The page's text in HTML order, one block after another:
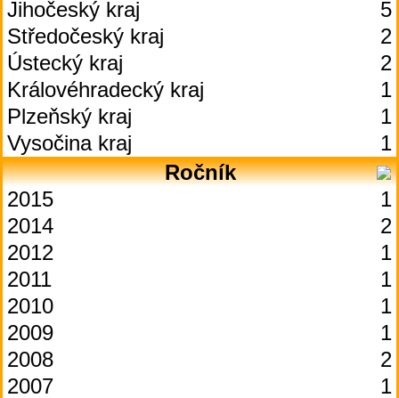
Jihočeský kraj
5
Středočeský kraj
2
Ústecký kraj
2
Královéhradecký kraj
1
Plzeňský kraj
1
Vysočina kraj
1
Ročník
2015
1
2014
2
2012
1
2011
1
2010
1
2009
1
2008
2
2007
1